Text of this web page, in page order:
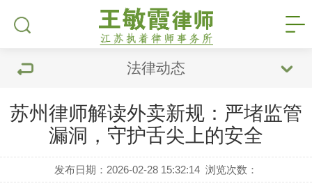
法律动态
苏州律师解读外卖新规：严堵监管
漏洞，守护舌尖上的安全
发布日期：2026-02-28 15:32:14 浏览次数：